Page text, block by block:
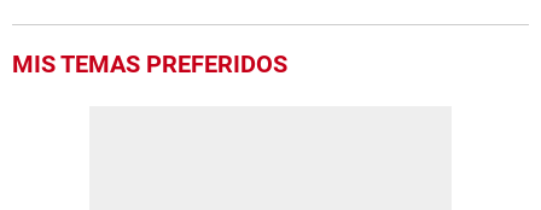
MIS TEMAS PREFERIDOS